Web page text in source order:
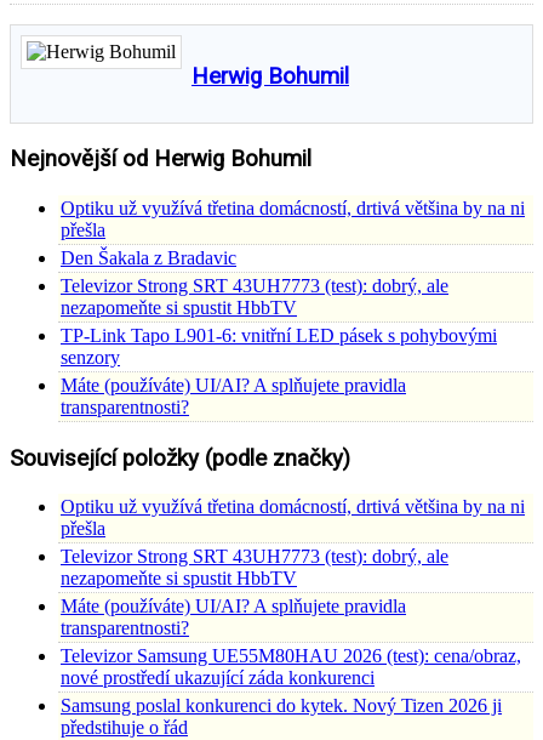
Herwig Bohumil
Nejnovější od Herwig Bohumil
Optiku už využívá třetina domácností, drtivá většina by na ni
přešla
Den Šakala z Bradavic
Televizor Strong SRT 43UH7773 (test): dobrý, ale
nezapomeňte si spustit HbbTV
TP-Link Tapo L901-6: vnitřní LED pásek s pohybovými
senzory
Máte (používáte) UI/AI? A splňujete pravidla
transparentnosti?
Související položky (podle značky)
Optiku už využívá třetina domácností, drtivá většina by na ni
přešla
Televizor Strong SRT 43UH7773 (test): dobrý, ale
nezapomeňte si spustit HbbTV
Máte (používáte) UI/AI? A splňujete pravidla
transparentnosti?
Televizor Samsung UE55M80HAU 2026 (test): cena/obraz,
nové prostředí ukazující záda konkurenci
Samsung poslal konkurenci do kytek. Nový Tizen 2026 ji
předstihuje o řád